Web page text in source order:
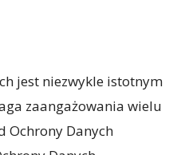
jest niezwykle istotnym
zaangażowania wielu
Ochrony Danych